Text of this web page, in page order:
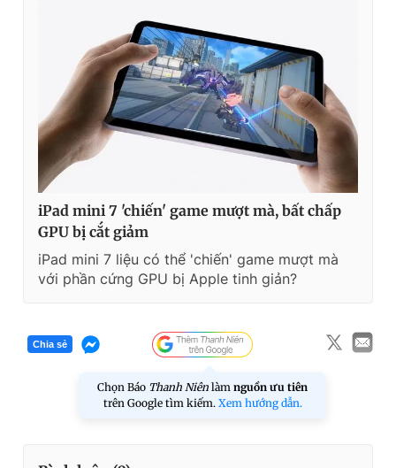
iPad mini 7 'chiến' game mượt mà, bất chấp
GPU bị cắt giảm
iPad mini 7 liệu có thể 'chiến' game mượt mà
với phần cứng GPU bị Apple tinh giản?
Chia sẻ
Chọn Báo Thanh Niên làm nguồn ưu tiên
trên Google tìm kiếm. Xem hướng dẫn.